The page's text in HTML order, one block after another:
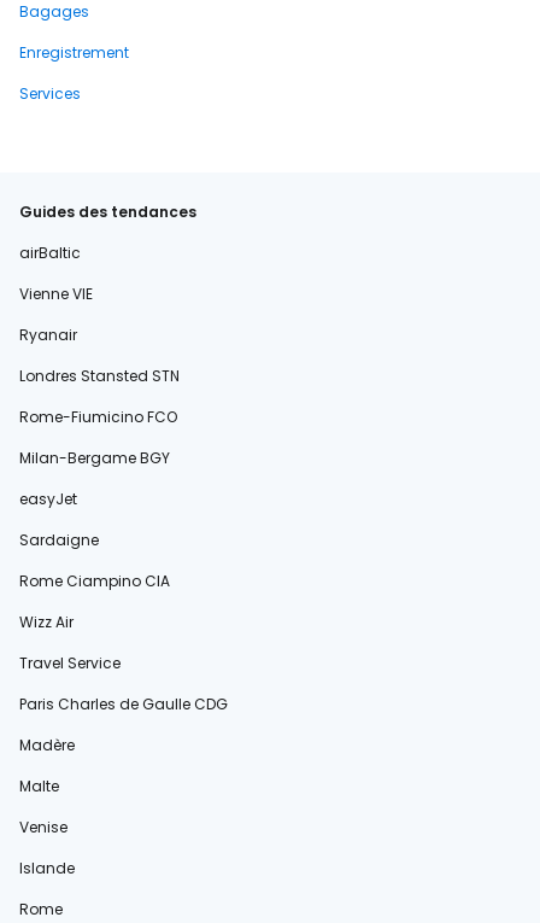
Bagages
Enregistrement
Services
Guides des tendances
airBaltic
Vienne VIE
Ryanair
Londres Stansted STN
Rome-Fiumicino FCO
Milan-Bergame BGY
easyJet
Sardaigne
Rome Ciampino CIA
Wizz Air
Travel Service
Paris Charles de Gaulle CDG
Madère
Malte
Venise
Islande
Rome